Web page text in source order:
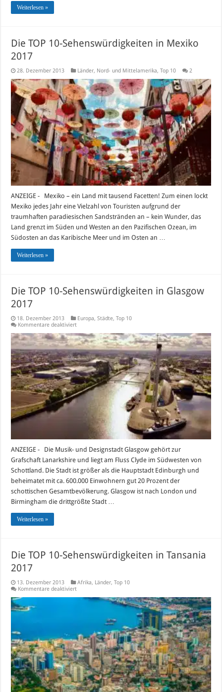
Weiterlesen »
Die TOP 10-Sehenswürdigkeiten in Mexiko
2017
28. Dezember 2013 Länder, Nord- und Mittelamerika,Top 10 2
ANZEIGE - Mexiko – ein Land mit tausend Facetten! Zum einen lockt
Mexiko jedes Jahr eine Vielzahl von Touristen aufgrund der
traumhaften paradiesischen Sandstränden an – kein Wunder, das
Land grenzt im Süden und Westen an den Pazifischen Ozean, im
Südosten an das Karibische Meer und im Osten an …
Weiterlesen »
Die TOP 10-Sehenswürdigkeiten in Glasgow
2017
18. Dezember 2013 Europa,Städte,Top 10
Kommentare deaktiviertfür
TOP
10-
Sehenswürdigkeiten
in
Glasgow
2017
ANZEIGE - Die Musik- und Designstadt Glasgow gehört zur
Grafschaft Lanarkshire und liegt am Fluss Clyde im Südwesten von
Schottland. Die Stadt ist größer als die Hauptstadt Edinburgh und
beheimatet mit ca. 600.000 Einwohnern gut 20 Prozent der
schottischen Gesamtbevölkerung. Glasgow ist nach London und
Birmingham die drittgrößte Stadt …
Weiterlesen »
Die TOP 10-Sehenswürdigkeiten in Tansania
2017
13. Dezember 2013 Afrika, Länder,Top 10
Kommentare deaktiviertfür
TOP
2017